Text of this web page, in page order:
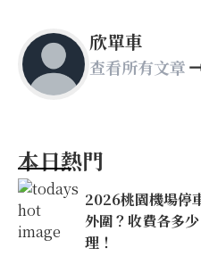
欣單車
查看所有文章
本日熱門
2026桃園機場停
外圍？收費各多
理！